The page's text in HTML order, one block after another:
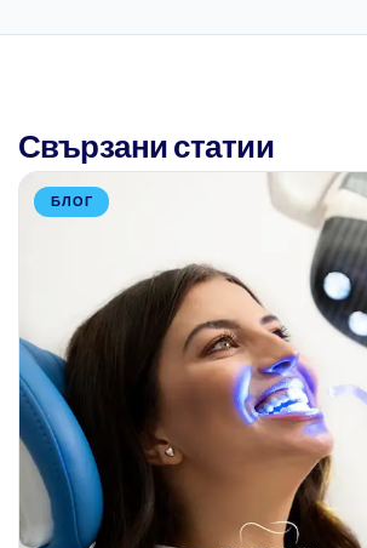
Свързани статии
БЛОГ